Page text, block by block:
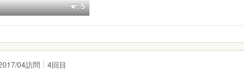
5
04訪問 4回目